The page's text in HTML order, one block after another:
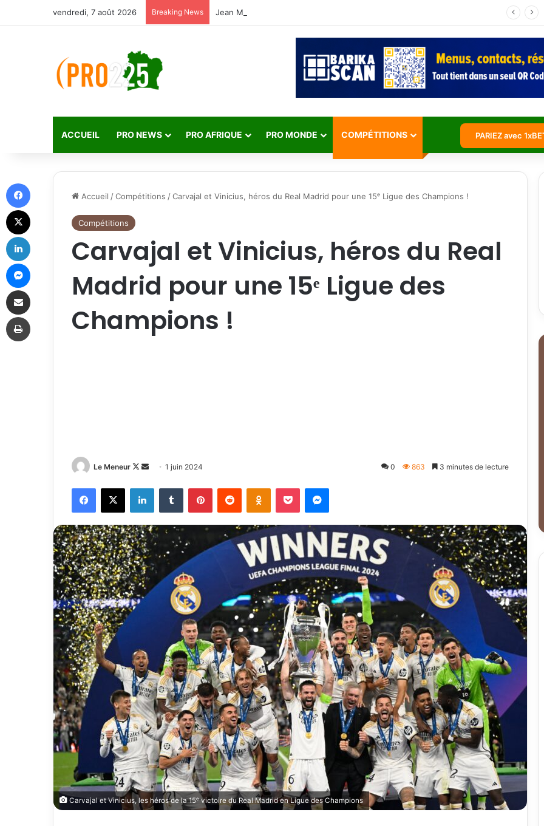
vendredi, 7 août 2026 Breaking News
ACCUEIL PRO NEWS PRO AFRIQUE PRO MONDE COMPÉTITIONS PARIEZ avec
Accueil /Compétitions /Carvajal et Vinicius, héros du Real Madrid pour une 15ᵉ Ligue des Champions !
Compétitions
Carvajal et Vinicius, héros du Real
Madrid pour une 15ᵉ Ligue des
Champions !
Le Meneur
Follow
Envoyer
courriel
1 juin 2024 0 863 3 minutes de lecture
Facebook
X LinkedinTumblr PinterestReddit Odnoklassniki
Pocket Messenger
Carvajal et Vinicius, les héros de la 15ᵉ victoire du Real Madrid en Ligue des Champions